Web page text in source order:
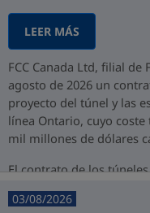
LEER MÁS
FCC Canada Ltd, filial de
agosto de 2026 un
proyecto del túnel y las
línea Ontario, cuyo
mil millones de dólares
El contrato de los
03/08/2026